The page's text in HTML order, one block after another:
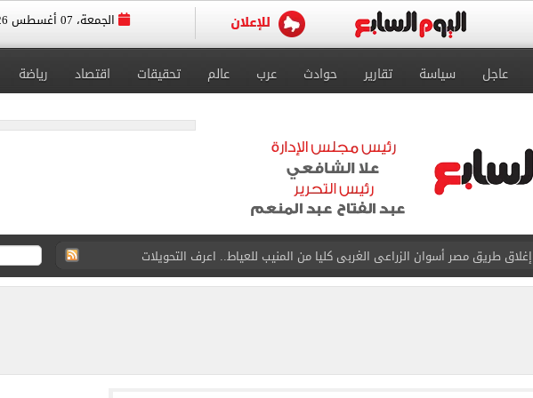
الجمعة، 07 أغسطس 2026
عاجل سياسة تقارير حوادث عرب عالم تحقيقات اقتصاد رياضة
إغلاق طريق مصر أسوان الزراعى الغربى كليا من المنيب للعياط.. اعرف التحويلات
محمد صلاح يظهر على تليفزيون اليوم السابع فى حفل تقديمه باستاد طرابزون.. فيديو
حكم تصوير الحوادث والمشاجرات ونشرها على مواقع التواصل